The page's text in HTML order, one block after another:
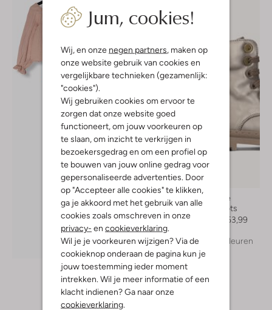
Jum, cookies!
Wij, en onze negen partners, maken op
onze website gebruik van cookies en
vergelijkbare technieken (gezamenlijk:
"cookies").
Wij gebruiken cookies om ervoor te
zorgen dat onze website goed
functioneert, om jouw voorkeuren op
te slaan, om inzicht te verkrijgen in
bezoekersgedrag en om een profiel op
te bouwen van jouw online gedrag voor
gepersonaliseerde advertenties. Door
op "Accepteer alle cookies" te klikken,
ga je akkoord met het gebruik van alle
cookies zoals omschreven in onze
privacy- en cookieverklaring.
Wil je je voorkeuren wijzigen? Via de
cookieknop onderaan de pagina kun je
jouw toestemming ieder moment
intrekken. Wil je meer informatie of een
klacht indienen? Ga naar onze
cookieverklaring.
Ontdek de look
-40%
Shoesme
Veterboots
€ 53,99
+ meer kleuren